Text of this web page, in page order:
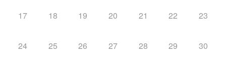
17 18 19 20 21 22 23
24 25 26 27 28 29 30